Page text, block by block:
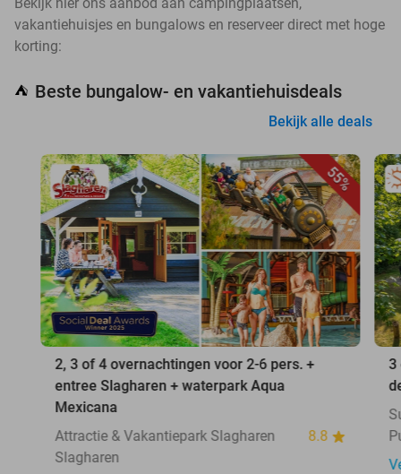
Bekijk hier ons aanbod aan campingplaatsen,
vakantiehuisjes en bungalows en reserveer direct met hoge
korting:
⛺ Beste bungalow- en vakantiehuisdeals
Bekijk alle deals
55%
2, 3 of 4 overnachtingen voor 2-6 pers. +
entree Slagharen + waterpark Aqua
Mexicana
Attractie & Vakantiepark Slagharen
8.8
Slagharen
3